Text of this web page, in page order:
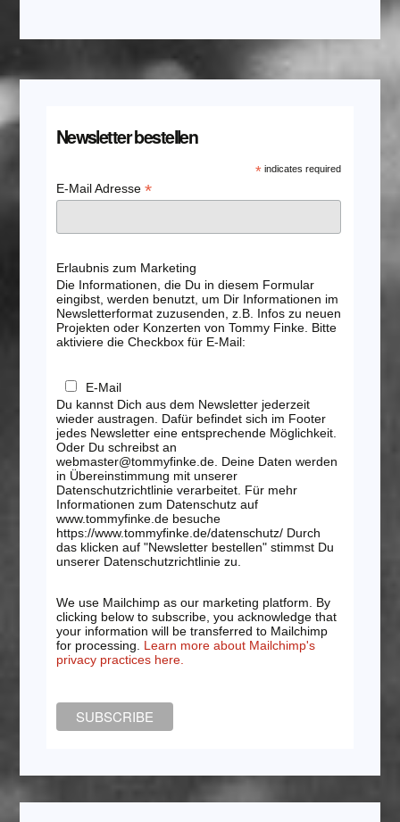
Newsletter bestellen
* indicates required
E-Mail Adresse *
Erlaubnis zum Marketing
Die Informationen, die Du in diesem Formular
eingibst, werden benutzt, um Dir Informationen im
Newsletterformat zuzusenden, z.B. Infos zu neuen
Projekten oder Konzerten von Tommy Finke. Bitte
aktiviere die Checkbox für E-Mail:
E-Mail
Du kannst Dich aus dem Newsletter jederzeit
wieder austragen. Dafür befindet sich im Footer
jedes Newsletter eine entsprechende Möglichkeit.
Oder Du schreibst an
webmaster@tommyfinke.de. Deine Daten werden
in Übereinstimmung mit unserer
Datenschutzrichtlinie verarbeitet. Für mehr
Informationen zum Datenschutz auf
www.tommyfinke.de besuche
https://www.tommyfinke.de/datenschutz/ Durch
das klicken auf "Newsletter bestellen" stimmst Du
unserer Datenschutzrichtlinie zu.
We use Mailchimp as our marketing platform. By
clicking below to subscribe, you acknowledge that
your information will be transferred to Mailchimp
for processing. Learn more about Mailchimp's
privacy practices here.